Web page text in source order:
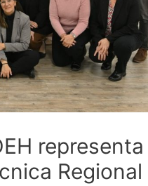
representa
Regional